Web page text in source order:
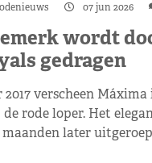
07 jun 2026
wordt
gedragen
2017 verscheen
rode loper. Het
maanden later